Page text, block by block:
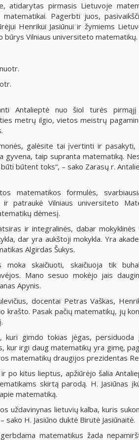
atidarytas pirmasis Lietuvoje
Pagerbti juos,
Henrikui Jasiūnui ir žymiems
būrys Vilniaus universiteto matematikų.
Antalieptė nuo šiol turės
metrų ilgio, vietos meistrų
galėsite tai įvertinti ir
gyvena, taip supranta matematiką.
būtent toks“, – sako Zarasų r.
matematikos formulės,
ir patraukė Vilniaus universiteto
dėmesį.
ir integralinės, dabar
dar yra aukštoji mokykla. Yra
Algirdas Šukys.
moka skaičiuoti, skaičiuoja tik
Mano sesuo mokėjo jais
Apynis.
docentai Petras Vaškas,
krašto. Pasak pačių matematikų, jų
kuri gimdo tokias jėgas, persiduoda
kur irgi daug matematikų yra gimę,
matematikų draugijos prezidentas
po kitus lieptus, apžiūrėjo šalia
skirtą parodą. H. Jasiūnas
matematiką.
uždavinynas lietuvių kalba, kuris
sako H. Jasiūno duktė Birutė Jasiūnaitė.
matematikus žada